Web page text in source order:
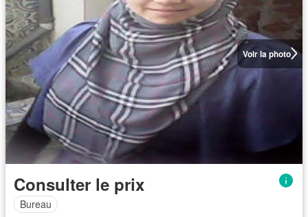
Voir la photo
Consulter le prix
Bureau